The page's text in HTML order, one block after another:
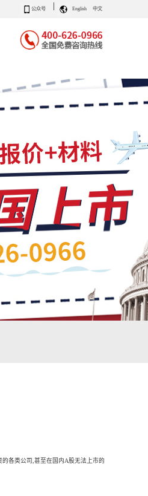
公众号 English 中文
各类公司,甚至在国内A股无法上市的